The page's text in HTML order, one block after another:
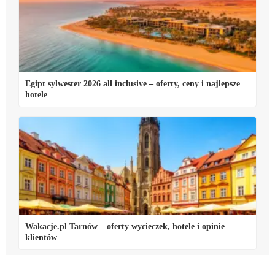
Egipt sylwester 2026 all inclusive – oferty, ceny i najlepsze
hotele
Wakacje.pl Tarnów – oferty wycieczek, hotele i opinie
klientów